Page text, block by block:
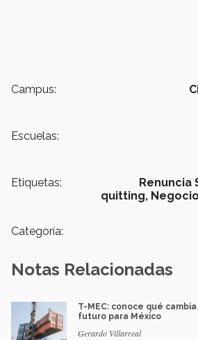
Campus:
Escuelas:
Etiquetas: Renuncia
quitting,
Categoría:
Notas Relacionadas
T-MEC: conoce qué
futuro para México
Gerardo Villarreal